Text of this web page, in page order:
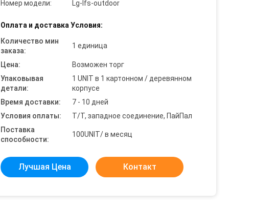
Номер модели:
Lg-lfs-outdoor
Оплата и доставка Условия:
Количество мин
заказа:
1 единица
Цена:
Возможен торг
Упаковывая
детали:
1 UNIT в 1 картонном / деревянном
корпусе
Время доставки:
7 - 10 дней
Условия оплаты:
Т/Т, западное соединение, ПайПал
Поставка
способности:
100UNIT/ в месяц
Лучшая Цена Контакт